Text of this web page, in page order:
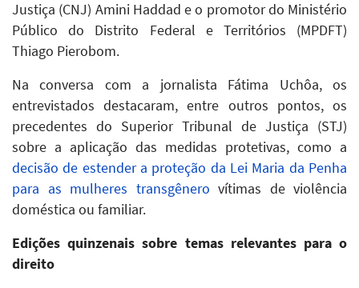
Justiça (CNJ) Amini Haddad e o promotor do Ministério
Público do Distrito Federal e Territórios (MPDFT)
Thiago Pierobom.
Na conversa com a jornalista Fátima Uchôa, os
entrevistados destacaram, entre outros pontos, os
precedentes do Superior Tribunal de Justiça (STJ)
sobre a aplicação das medidas protetivas, como a
decisão de estender a proteção da Lei Maria da Penha
para as mulheres transgênero vítimas de violência
doméstica ou familiar.
Edições quinzenais sobre temas relevantes para o
direito